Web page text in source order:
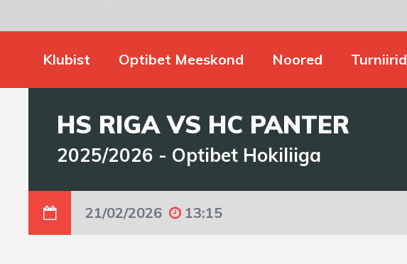
Klubist Optibet Meeskond Noored Turniirid
HS RIGA VS HC PANTER
2025/2026 - Optibet Hokiliiga
21/02/2026 13:15